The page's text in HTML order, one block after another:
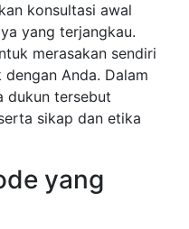
konsultasi awal
yang terjangkau.
merasakan sendiri
Anda. Dalam
dukun tersebut
sikap dan etika
yang